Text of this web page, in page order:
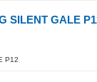
SILENT GALE
P12